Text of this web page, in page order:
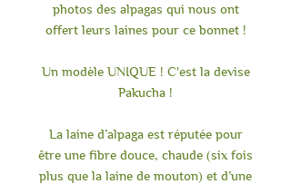
photos des alpagas qui nous ont
offert leurs laines pour ce bonnet !
Un modèle UNIQUE ! C'est la devise
Pakucha !
La laine d’alpaga est réputée pour
être une fibre douce, chaude (six fois
plus que la laine de mouton) et d’une